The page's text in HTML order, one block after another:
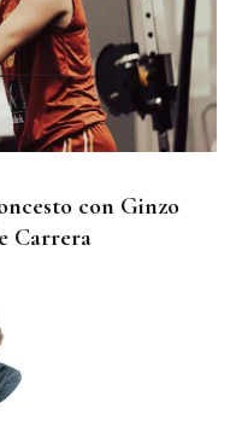
“Mi sueño
discapacidad
con Ginzo
Carrera